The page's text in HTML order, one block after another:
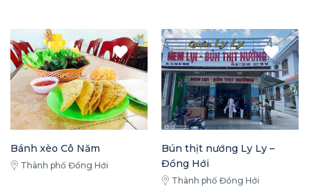
Bánh xèo Cô Năm
Thành phố Đồng Hới
Bún thịt nướng Ly Ly –
Đồng Hới
Thành phố Đồng Hới